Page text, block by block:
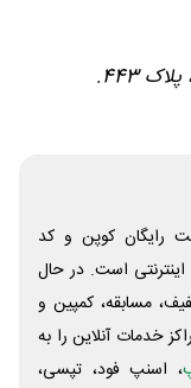
443.
رایگان کوپن و کد
است. در حال
مسابقه، کمپین و
خدمات آنلاین را به
، اسنپ فود، تپسی،